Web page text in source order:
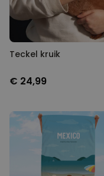
Teckel kruik
€ 24,99